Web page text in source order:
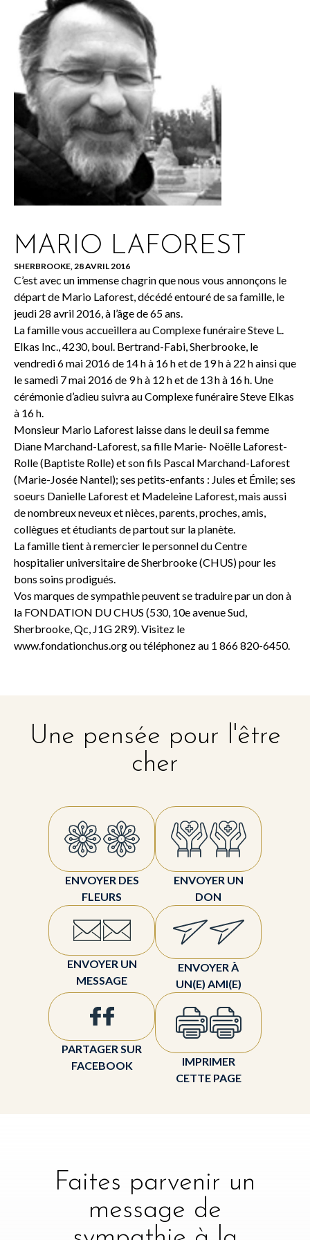
MARIO LAFOREST
SHERBROOKE, 28 AVRIL 2016
C’est avec un immense chagrin que nous vous annonçons le
départ de Mario Laforest, décédé entouré de sa famille, le
jeudi 28 avril 2016, à l’âge de 65 ans.
La famille vous accueillera au Complexe funéraire Steve L.
Elkas Inc., 4230, boul. Bertrand-Fabi, Sherbrooke, le
vendredi 6 mai 2016 de 14 h à 16 h et de 19 h à 22 h ainsi que
le samedi 7 mai 2016 de 9 h à 12 h et de 13 h à 16 h. Une
cérémonie d’adieu suivra au Complexe funéraire Steve Elkas
à 16 h.
Monsieur Mario Laforest laisse dans le deuil sa femme
Diane Marchand-Laforest, sa fille Marie- Noëlle Laforest-
Rolle (Baptiste Rolle) et son fils Pascal Marchand-Laforest
(Marie-Josée Nantel); ses petits-enfants : Jules et Émile; ses
soeurs Danielle Laforest et Madeleine Laforest, mais aussi
de nombreux neveux et nièces, parents, proches, amis,
collègues et étudiants de partout sur la planète.
La famille tient à remercier le personnel du Centre
hospitalier universitaire de Sherbrooke (CHUS) pour les
bons soins prodigués.
Vos marques de sympathie peuvent se traduire par un don à
la FONDATION DU CHUS (530, 10e avenue Sud,
Sherbrooke, Qc, J1G 2R9). Visitez le
www.fondationchus.org ou téléphonez au 1 866 820-6450.
Une pensée pour l'être
cher
ENVOYER DES
FLEURS
ENVOYER UN
DON
ENVOYER UN
MESSAGE
ENVOYER À
UN(E) AMI(E)
PARTAGER SUR
FACEBOOK
IMPRIMER
CETTE PAGE
Faites parvenir un
message de